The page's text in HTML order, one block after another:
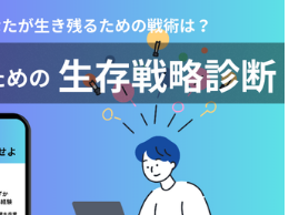
らのお知らせ
ョナル×つながる×メディア